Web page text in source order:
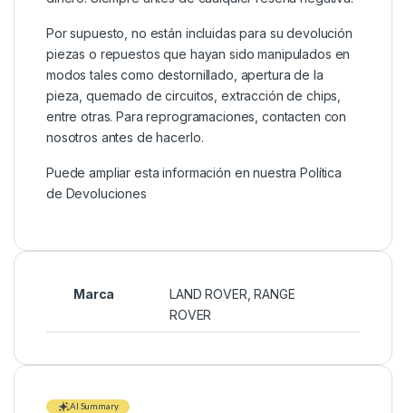
Por supuesto, no están incluidas para su devolución
piezas o repuestos que hayan sido manipulados en
modos tales como destornillado, apertura de la
pieza, quemado de circuitos, extracción de chips,
entre otras. Para reprogramaciones, contacten con
nosotros antes de hacerlo.
Puede ampliar esta información en nuestraPolítica
de Devoluciones
Marca LAND ROVER ,RANGE
ROVER
AI Summary